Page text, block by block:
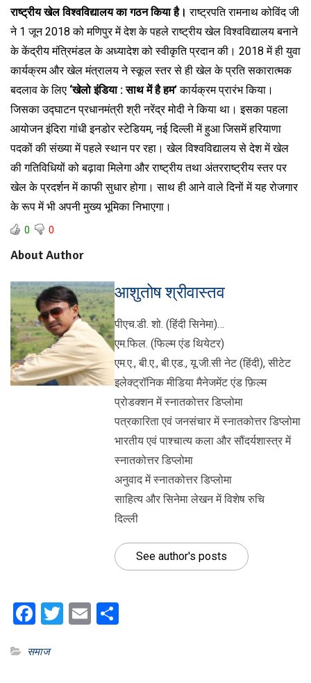
राष्ट्रीय खेल विश्वविद्यालय का गठन किया है। राष्ट्रपति रामनाथ कोविंद जी
ने 1 जून 2018 को मणिपुर में देश के पहले राष्ट्रीय खेल विश्वविद्यालय बनाने
के केंद्रीय मंत्रिमंडल के अध्यादेश को स्वीकृति प्रदान की। 2018 में ही युवा
कार्यक्रम और खेल मंत्रालय ने स्कूल स्तर से ही खेल के प्रति सकारात्मक
बदलाव के लिए ‘खेलो इंडिया : साथ में है हम’कार्यक्रम प्रारंभ किया।
जिसका उद्घाटन प्रधानमंत्री श्री नरेंद्र मोदी ने किया था। इसका पहला
आयोजन इंदिरा गांधी इनडोर स्टेडियम, नई दिल्ली में हुआ जिसमें हरियाणा
पदकों की संख्या में पहले स्थान पर रहा। खेल विश्वविद्यालय से देश में खेल
की गतिविधियों को बढ़ावा मिलेगा और राष्ट्रीय तथा अंतरराष्ट्रीय स्तर पर
खेल के प्रदर्शन में काफी सुधार होगा। साथ ही आने वाले दिनों में यह रोजगार
के रूप में भी अपनी मुख्य भूमिका निभाएगा।
0 0
About Author
आशुतोष श्रीवास्तव
पीएच.डी. शो. (हिंदी सिनेमा)…
एम.फिल. (फिल्म एंड थियेटर)
एम.ए., बी.ए., बी.एड., यू.जी.सी नेट (हिंदी), सीटेट
इलेक्ट्रॉनिक मीडिया मैनेजमेंट एंड फ़िल्म
प्रोडक्शन में स्नातकोत्तर डिप्लोमा
पत्रकारिता एवं जनसंचार में स्नातकोत्तर डिप्लोमा
भारतीय एवं पाश्चात्य कला और सौंदर्यशास्त्र में
स्नातकोत्तर डिप्लोमा
अनुवाद में स्नातकोत्तर डिप्लोमा
साहित्य और सिनेमा लेखन में विशेष रुचि
दिल्ली
See author's posts
Facebook
Twitter
Email
समाज